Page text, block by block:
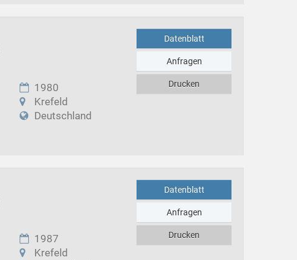
1980
Krefeld
Deutschland
Datenblatt
Anfragen
Drucken
1987
Krefeld
Datenblatt
Anfragen
Drucken